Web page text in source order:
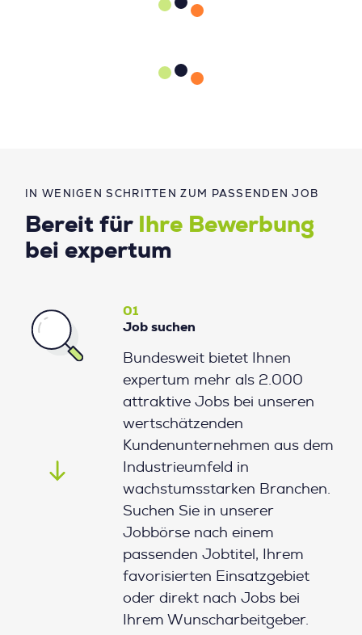
IN WENIGEN SCHRITTEN ZUM PASSENDEN JOB
Bereit für
Ihre Bewerbung
bei expertum
01
Job suchen
Bundesweit bietet Ihnen
expertum mehr als 2.000
attraktive Jobs bei unseren
wertschätzenden
Kundenunternehmen aus dem
Industrieumfeld in
wachstumsstarken Branchen.
Suchen Sie in unserer
Jobbörse nach einem
passenden Jobtitel, Ihrem
favorisierten Einsatzgebiet
oder direkt nach Jobs bei
Ihrem Wunscharbeitgeber.